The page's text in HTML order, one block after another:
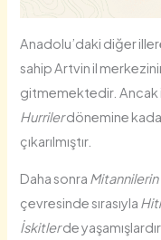
Anadolu’daki diğer
sahip Artvin il
gitmemektedir. Ancak
Hurrilerdönemine
çıkarılmıştır.
Daha sonra Mitannilerin
çevresinde sırasıyla
İskitlerde yaşamışlardır.